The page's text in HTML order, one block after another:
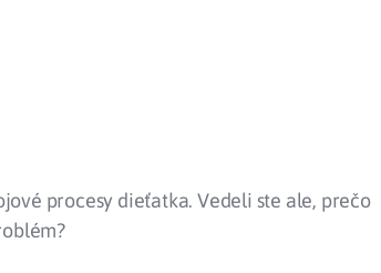
procesy dieťatka. Vedeli ste ale, prečo